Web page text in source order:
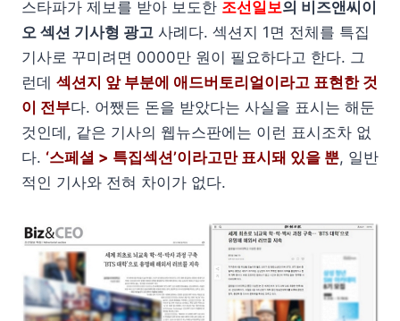
스타파가 제보를 받아 보도한 조선일보의 비즈앤씨이
오 섹션 기사형 광고 사례다. 섹션지 1면 전체를 특집
기사로 꾸미려면 0000만 원이 필요하다고 한다. 그
런데 섹션지 앞 부분에 애드버토리얼이라고 표현한 것
이 전부다. 어쨌든 돈을 받았다는 사실을 표시는 해둔
것인데, 같은 기사의 웹뉴스판에는 이런 표시조차 없
다. ‘스페셜 > 특집섹션’이라고만 표시돼 있을 뿐, 일반
적인 기사와 전혀 차이가 없다.